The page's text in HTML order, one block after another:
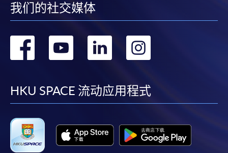
我们的社交媒体
转
facebook
转
youtube
转
linkedin
转
HKU SPACE 流动应用程式